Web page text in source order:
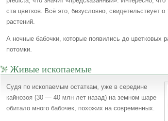
ста цветков. Всё это, безусловно, свидетельствует
растений.
А ночные бабочки, которые появились до цветковых
потомки.
Живые ископаемые
Судя по ископаемым остаткам, уже в середине
кайнозоя (30 — 40 млн лет назад) на земном шаре
обитало много бабочек, похожих на современных.